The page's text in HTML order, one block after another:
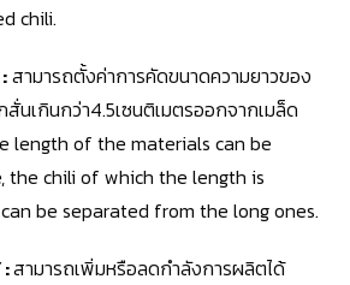
chili.
:สามารถตั้งค่าการคัดขนาดความยาวของ
นเกินกว่า4.5เซนติเมตรออกจากเมล็ด
length of the materials can be
the chili of which the length is
be separated from the long ones.
:สามารถเพิ่มหรือลดกำลังการผลิตได้